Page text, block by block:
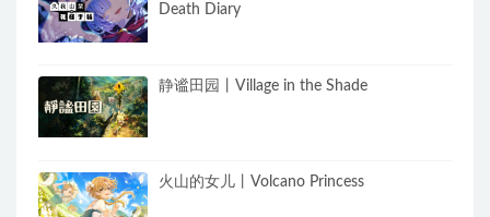
Death Diary
静谧田园丨Village in the Shade
火山的女儿丨Volcano Princess